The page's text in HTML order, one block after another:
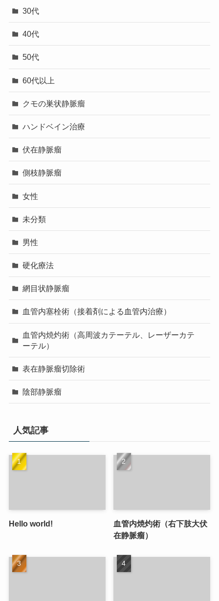
30代
40代
50代
60代以上
クモの巣状静脈瘤
ハンドベイン治療
伏在静脈瘤
側枝静脈瘤
女性
未分類
男性
硬化療法
網目状静脈瘤
血管内塞栓術（接着剤による血管内治療）
血管内焼灼術（高周波カテーテル、レーザーカテ
ーテル）
表在静脈瘤切除術
陰部静脈瘤
人気記事
Hello world!
血管内焼灼術（右下肢大伏
在静脈瘤）